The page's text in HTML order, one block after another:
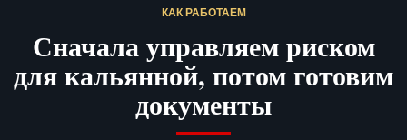
КАК РАБОТАЕМ
Сначала управляем риском
для кальянной, потом готовим
документы